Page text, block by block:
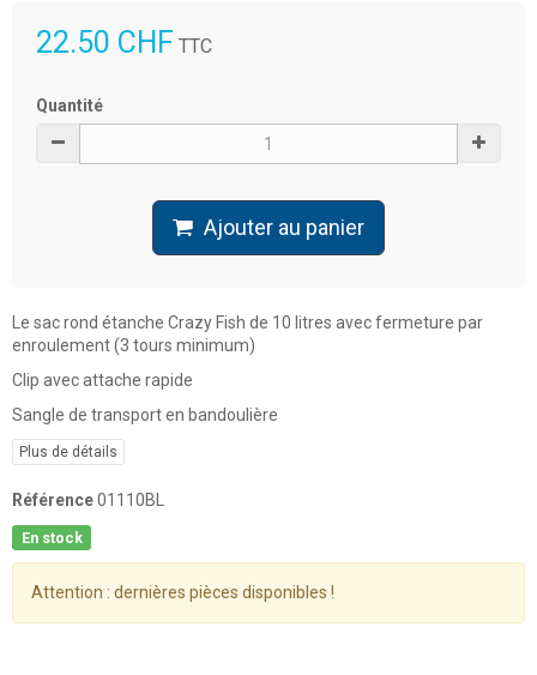
22.50 CHF TTC
Quantité
Ajouter au panier
Le sac rond étanche Crazy Fish de 10 litres avec fermeture par
enroulement (3 tours minimum)
Clip avec attache rapide
Sangle de transport en bandoulière
Plus de détails
Référence01110BL
En stock
Attention : dernières pièces disponibles !